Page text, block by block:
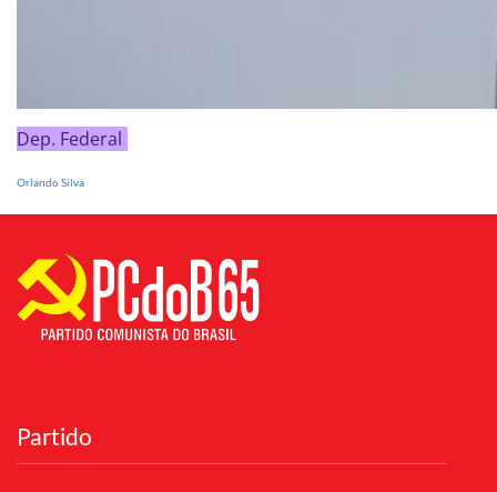
Dep. Federal
Orlando Silva
Partido